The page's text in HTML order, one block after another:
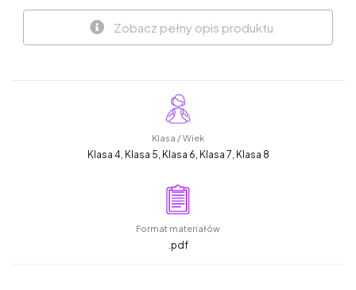
Zobacz pełny opis produktu
Klasa / Wiek
Klasa 4, Klasa 5, Klasa 6, Klasa 7, Klasa 8
Format materiałów
.pdf